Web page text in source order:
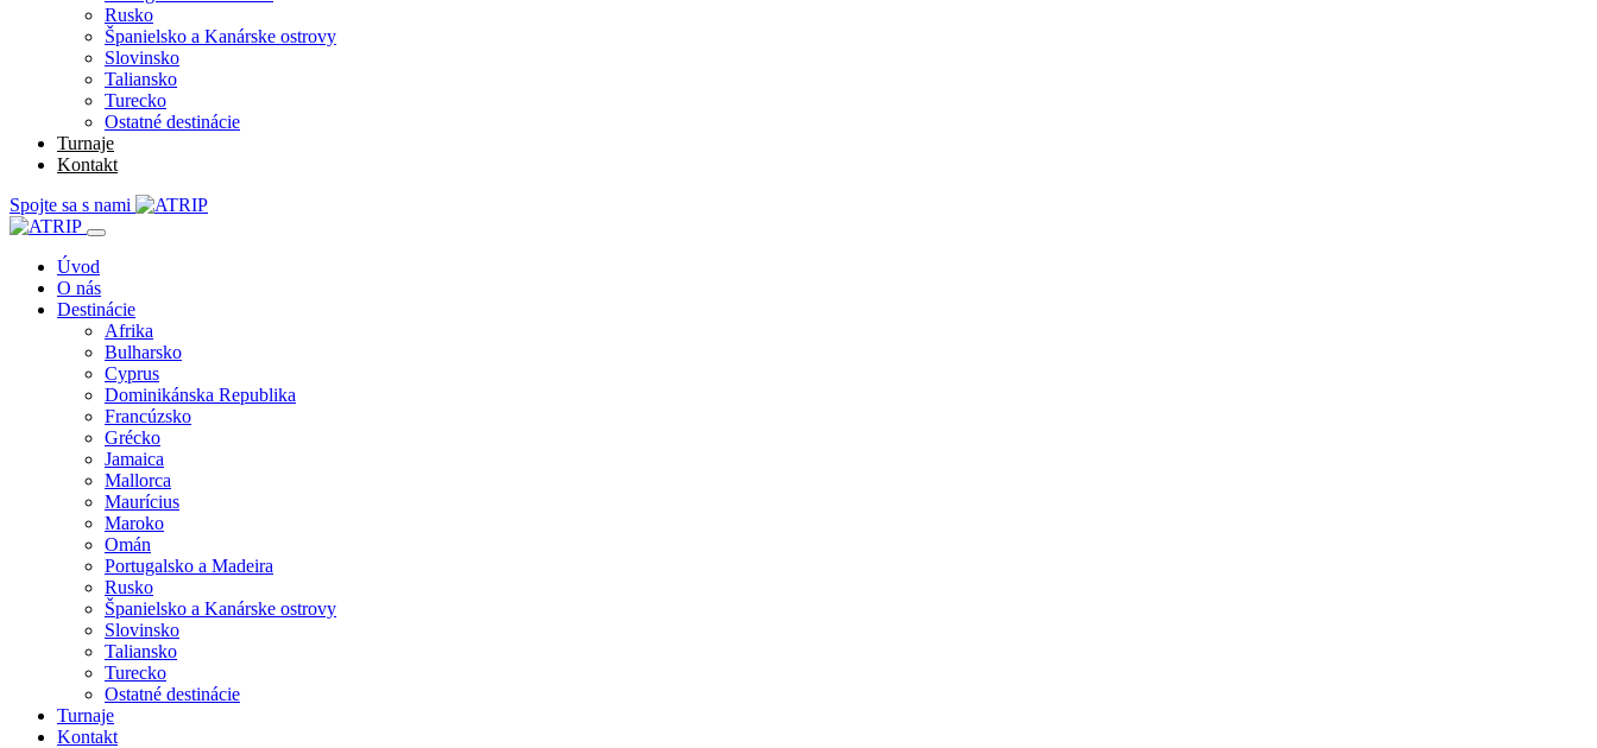
Rusko
Španielsko a Kanárske ostrovy
Slovinsko
Taliansko
Turecko
Ostatné destinácie
Turnaje
Kontakt
Spojte sa s nami
Úvod
O nás
Destinácie
Afrika
Bulharsko
Cyprus
Dominikánska Republika
Francúzsko
Grécko
Jamaica
Mallorca
Maurícius
Maroko
Omán
Portugalsko a Madeira
Rusko
Španielsko a Kanárske ostrovy
Slovinsko
Taliansko
Turecko
Ostatné destinácie
Turnaje
Kontakt